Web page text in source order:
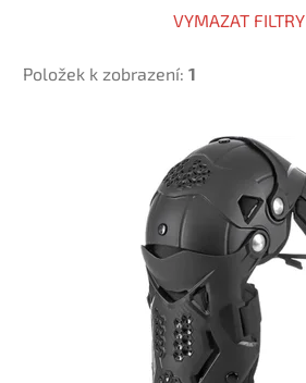
VYMAZAT FILTRY
Položek k zobrazení: 1